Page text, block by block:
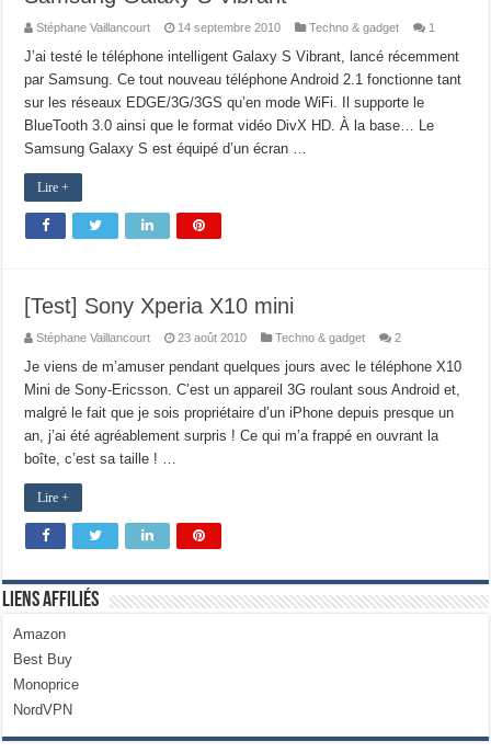
Stéphane Vaillancourt 14 septembre 2010 Techno & gadget 1
J’ai testé le téléphone intelligent Galaxy S Vibrant, lancé récemment
par Samsung. Ce tout nouveau téléphone Android 2.1 fonctionne tant
sur les réseaux EDGE/3G/3GS qu’en mode WiFi. Il supporte le
BlueTooth 3.0 ainsi que le format vidéo DivX HD. À la base… Le
Samsung Galaxy S est équipé d’un écran …
Lire +
[Test] Sony Xperia X10 mini
Stéphane Vaillancourt 23 août 2010 Techno & gadget 2
Je viens de m’amuser pendant quelques jours avec le téléphone X10
Mini de Sony-Ericsson. C’est un appareil 3G roulant sous Android et,
malgré le fait que je sois propriétaire d’un iPhone depuis presque un
an, j’ai été agréablement surpris ! Ce qui m’a frappé en ouvrant la
boîte, c’est sa taille ! …
Lire +
Liens Affiliés
Amazon
Best Buy
Monoprice
NordVPN